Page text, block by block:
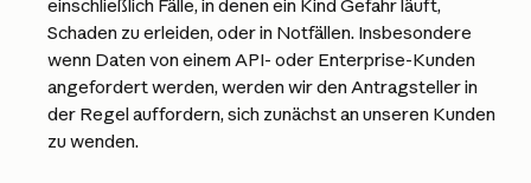
einschließlich Fälle, in denen ein Kind Gefahr läuft,
Schaden zu erleiden, oder in Notfällen. Insbesondere
wenn Daten von einem API- oder Enterprise-Kunden
angefordert werden, werden wir den Antragsteller in
der Regel auffordern, sich zunächst an unseren Kunden
zu wenden.